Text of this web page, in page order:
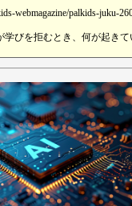
webmagazine/palkids-juku-
学びを拒むとき、何が起き